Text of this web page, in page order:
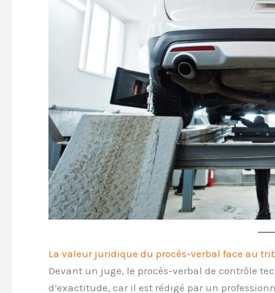
La valeur juridique du procès-verbal face au
Devant un juge, le procès-verbal de contrôle
d’exactitude, car il est rédigé par un